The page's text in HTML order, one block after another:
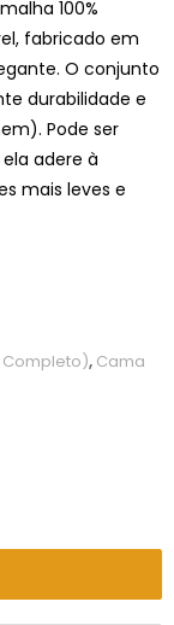
100%
fabricado em
O conjunto
durabilidade e
Pode ser
adere à
mais leves e
Completo), Cama